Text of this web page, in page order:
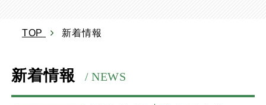
TOP 新着情報
新着情報 / NEWS